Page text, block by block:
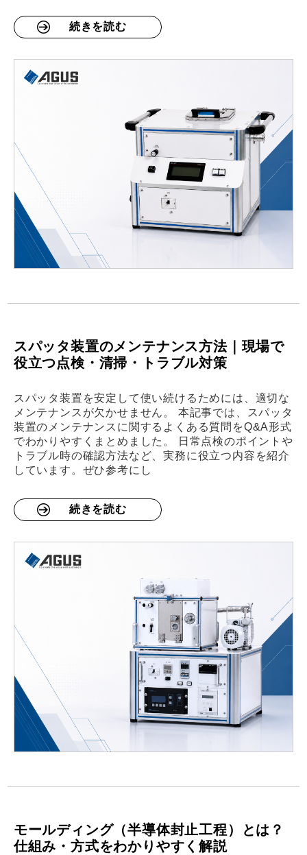
続きを読む
スパッタ装置のメンテナンス方法｜現場で
役立つ点検・清掃・トラブル対策
スパッタ装置を安定して使い続けるためには、適切な
メンテナンスが欠かせません。 本記事では、スパッタ
装置のメンテナンスに関するよくある質問をQ&A形式
でわかりやすくまとめました。 日常点検のポイントや
トラブル時の確認方法など、実務に役立つ内容を紹介
しています。ぜひ参考にし
続きを読む
モールディング（半導体封止工程）とは？
仕組み・方式をわかりやすく解説